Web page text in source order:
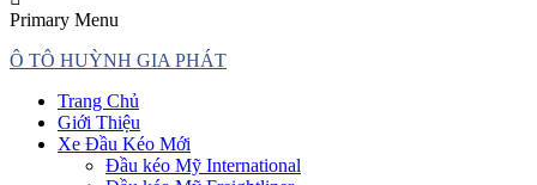
Primary Menu
Ô TÔ HUỲNH GIA PHÁT
Trang Chủ
Giới Thiệu
Xe Đầu Kéo Mới
Đầu kéo Mỹ International